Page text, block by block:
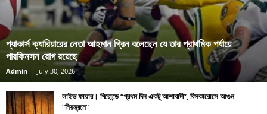
প্যাকার্স ক্যারিয়ারের নেতা আহমান গ্রিন বলেছেন যে তার প্রাথমিক পর্যায়ে
পারকিনসন রোগ রয়েছে
Admin - July 30, 2026
লাইভ ফায়ার। গিরোন্ডে “প্রথম দিন একটু আশাবাদী”, বিসকারোসে আগুন
“নিয়ন্ত্রনে”